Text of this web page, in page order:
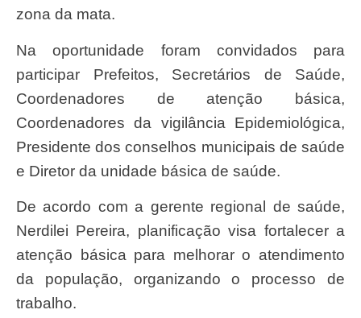
zona da mata.
Na oportunidade foram convidados para
participar Prefeitos, Secretários de Saúde,
Coordenadores de atenção básica,
Coordenadores da vigilância Epidemiológica,
Presidente dos conselhos municipais de saúde
e Diretor da unidade básica de saúde.
De acordo com a gerente regional de saúde,
Nerdilei Pereira, planificação visa fortalecer a
atenção básica para melhorar o atendimento
da população, organizando o processo de
trabalho.